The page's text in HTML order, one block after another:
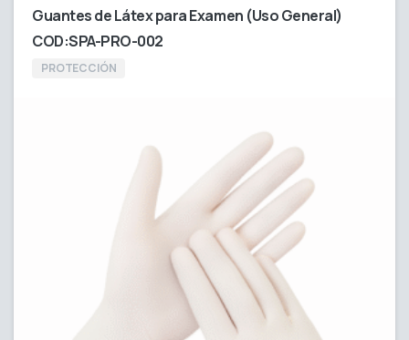
Guantes de Látex para Examen (Uso General)
COD:SPA-PRO-002
PROTECCIÓN